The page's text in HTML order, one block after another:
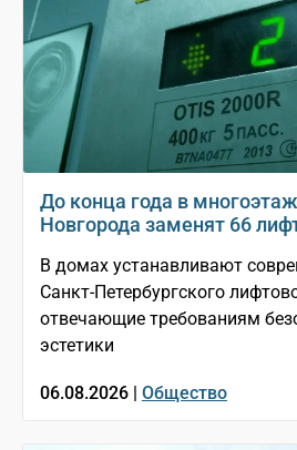
До конца года в
Новгорода заменят 66
В домах устанавливают
Санкт-Петербургского
отвечающие требованиям
эстетики
06.08.2026 | Общество